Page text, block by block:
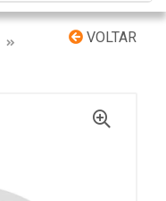
VOLTAR